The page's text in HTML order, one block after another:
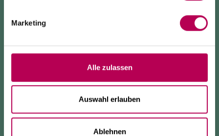
Marketing
Alle zulassen
Auswahl erlauben
Ablehnen